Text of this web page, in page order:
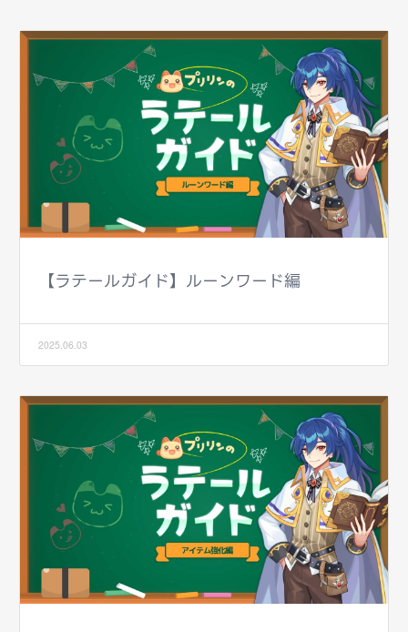
【ラテールガイド】ルーンワード編
2025.06.03